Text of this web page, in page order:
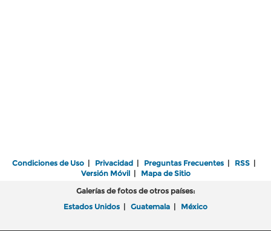
Condiciones de Uso | Privacidad | Preguntas Frecuentes | RSS |
Versión Móvil| Mapa de Sitio
Galerías de fotos de otros países:
Estados Unidos | Guatemala | México